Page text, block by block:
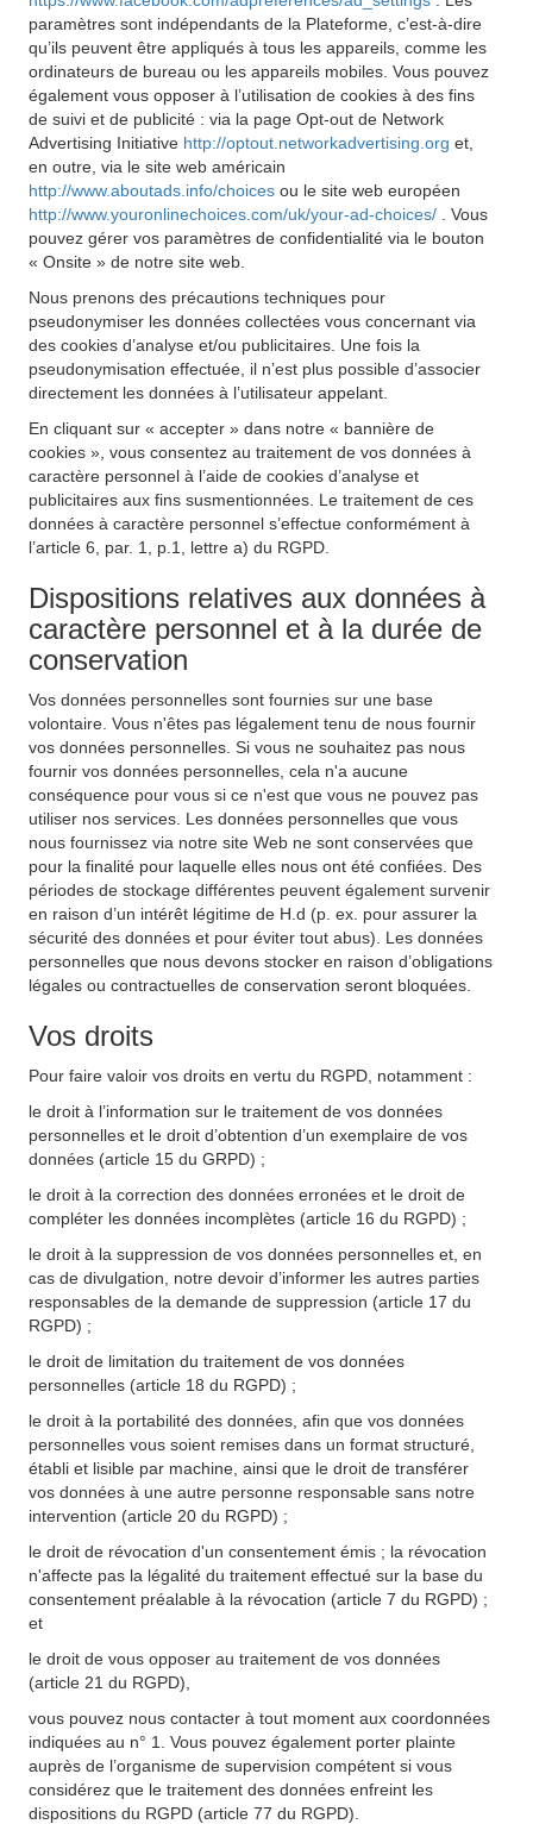
paramètres sont indépendants de la Plateforme, c’est-à-dire
qu’ils peuvent être appliqués à tous les appareils, comme les
ordinateurs de bureau ou les appareils mobiles. Vous pouvez
également vous opposer à l’utilisation de cookies à des fins
de suivi et de publicité : via la page Opt-out de Network
Advertising Initiative http://optout.networkadvertising.org et,
en outre, via le site web américain
http://www.aboutads.info/choices ou le site web européen
http://www.youronlinechoices.com/uk/your-ad-choices/
. Vous
pouvez gérer vos paramètres de confidentialité via le bouton
« Onsite » de notre site web.
Nous prenons des précautions techniques pour
pseudonymiser les données collectées vous concernant via
des cookies d’analyse et/ou publicitaires. Une fois la
pseudonymisation effectuée, il n’est plus possible d’associer
directement les données à l’utilisateur appelant.
En cliquant sur « accepter » dans notre « bannière de
cookies », vous consentez au traitement de vos données à
caractère personnel à l’aide de cookies d’analyse et
publicitaires aux fins susmentionnées. Le traitement de ces
données à caractère personnel s’effectue conformément à
l’article 6, par. 1, p.1, lettre a) du RGPD.
Dispositions relatives aux données à
caractère personnel et à la durée de
conservation
Vos données personnelles sont fournies sur une base
volontaire. Vous n'êtes pas légalement tenu de nous fournir
vos données personnelles. Si vous ne souhaitez pas nous
fournir vos données personnelles, cela n'a aucune
conséquence pour vous si ce n'est que vous ne pouvez pas
utiliser nos services. Les données personnelles que vous
nous fournissez via notre site Web ne sont conservées que
pour la finalité pour laquelle elles nous ont été confiées. Des
périodes de stockage différentes peuvent également survenir
en raison d’un intérêt légitime de H.d (p. ex. pour assurer la
sécurité des données et pour éviter tout abus). Les données
personnelles que nous devons stocker en raison d’obligations
légales ou contractuelles de conservation seront bloquées.
Vos droits
Pour faire valoir vos droits en vertu du RGPD, notamment :
le droit à l’information sur le traitement de vos données
personnelles et le droit d’obtention d’un exemplaire de vos
données (article 15 du GRPD) ;
le droit à la correction des données erronées et le droit de
compléter les données incomplètes (article 16 du RGPD) ;
le droit à la suppression de vos données personnelles et, en
cas de divulgation, notre devoir d’informer les autres parties
responsables de la demande de suppression (article 17 du
RGPD) ;
le droit de limitation du traitement de vos données
personnelles (article 18 du RGPD) ;
le droit à la portabilité des données, afin que vos données
personnelles vous soient remises dans un format structuré,
établi et lisible par machine, ainsi que le droit de transférer
vos données à une autre personne responsable sans notre
intervention (article 20 du RGPD) ;
le droit de révocation d'un consentement émis ; la révocation
n'affecte pas la légalité du traitement effectué sur la base du
consentement préalable à la révocation (article 7 du RGPD) ;
et
le droit de vous opposer au traitement de vos données
(article 21 du RGPD),
vous pouvez nous contacter à tout moment aux coordonnées
indiquées au n° 1. Vous pouvez également porter plainte
auprès de l’organisme de supervision compétent si vous
considérez que le traitement des données enfreint les
dispositions du RGPD (article 77 du RGPD).